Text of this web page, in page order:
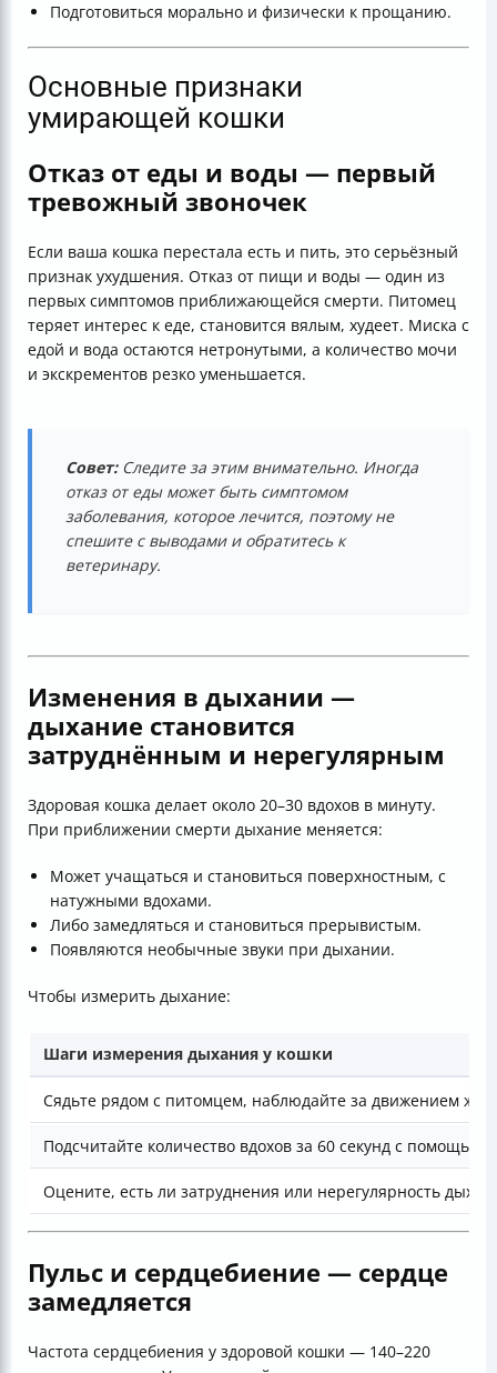
Подготовиться морально и физически к прощанию.
Основные признаки
умирающей кошки
Отказ от еды и воды — первый
тревожный звоночек
Если ваша кошка перестала есть и пить, это серьёзный
признак ухудшения. Отказ от пищи и воды — один из
первых симптомов приближающейся смерти. Питомец
теряет интерес к еде, становится вялым, худеет. Миска с
едой и вода остаются нетронутыми, а количество мочи
и экскрементов резко уменьшается.
Совет:Следите за этим внимательно. Иногда
отказ от еды может быть симптомом
заболевания, которое лечится, поэтому не
спешите с выводами и обратитесь к
ветеринару.
Изменения в дыхании —
дыхание становится
затруднённым и нерегулярным
Здоровая кошка делает около 20–30 вдохов в минуту.
При приближении смерти дыхание меняется:
Может учащаться и становиться поверхностным, с
натужными вдохами.
Либо замедляться и становиться прерывистым.
Появляются необычные звуки при дыхании.
Чтобы измерить дыхание:
Шаги измерения дыхания у кошки
Сядьте рядом с питомцем, наблюдайте за движением
Подсчитайте количество вдохов за 60 секунд с помощью
Оцените, есть ли затруднения или нерегулярность
Пульс и сердцебиение — сердце
замедляется
Частота сердцебиения у здоровой кошки — 140–220